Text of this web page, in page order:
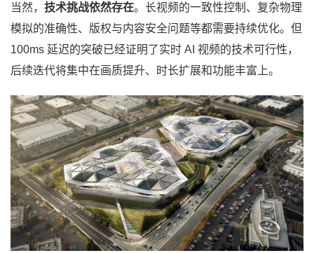
当然， 技术挑战依然存在。长视频的一致性控制、复杂物理
模拟的准确性、版权与内容安全问题等都需要持续优化。但
100ms 延迟的突破已经证明了实时 AI 视频的技术可行性，
后续迭代将集中在画质提升、时长扩展和功能丰富上。